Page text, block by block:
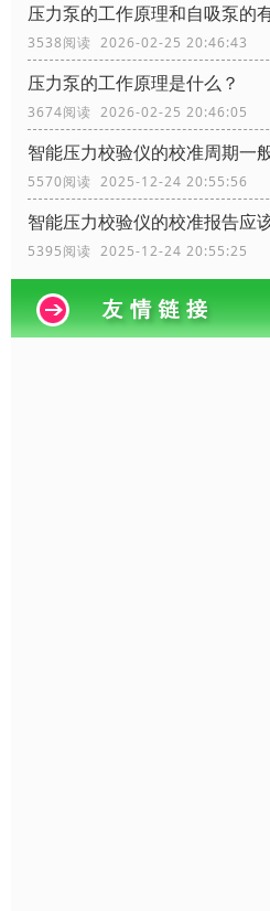
压力泵的工作原理和自吸泵的
3538阅读 2026-02-25 20:46:43
压力泵的工作原理是什么？
3674阅读 2026-02-25 20:46:05
智能压力校验仪的校准周期一
5570阅读 2025-12-24 20:55:56
智能压力校验仪的校准报告应
5395阅读 2025-12-24 20:55:25